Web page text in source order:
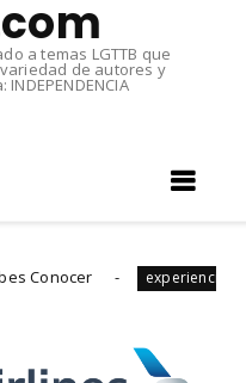
a temas LGTTB que
de autores y
experiencias